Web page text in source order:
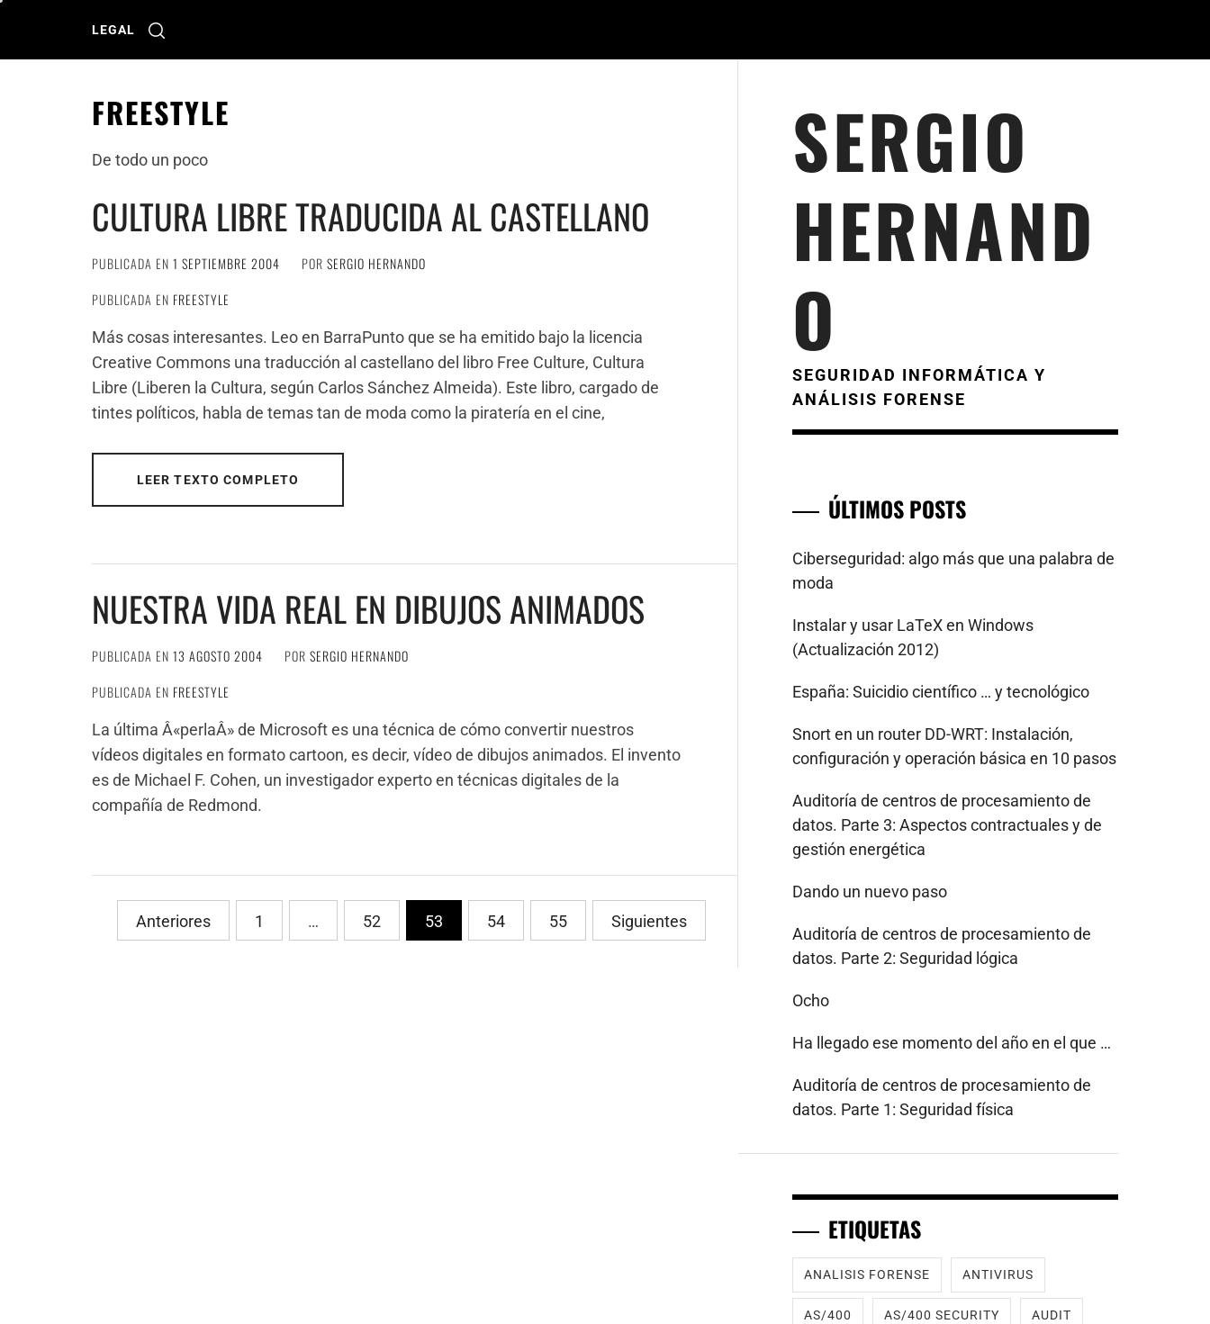
LEGAL
FREESTYLE
De todo un poco
CULTURA LIBRE TRADUCIDA AL CASTELLANO
PUBLICADA EN 1 SEPTIEMBRE 2004 POR SERGIO HERNANDO
PUBLICADA EN FREESTYLE
Más cosas interesantes. Leo en BarraPunto que se ha emitido bajo la licencia
Creative Commons una traducción al castellano del libro Free Culture, Cultura
Libre (Liberen la Cultura, según Carlos Sánchez Almeida). Este libro, cargado de
tintes políticos, habla de temas tan de moda como la piratería en el cine,
LEER TEXTO COMPLETO
NUESTRA VIDA REAL EN DIBUJOS ANIMADOS
PUBLICADA EN 13 AGOSTO 2004 POR SERGIO HERNANDO
PUBLICADA EN FREESTYLE
La última Â«perlaÂ» de Microsoft es una técnica de cómo convertir nuestros
vídeos digitales en formato cartoon, es decir, vídeo de dibujos animados. El invento
es de Michael F. Cohen, un investigador experto en técnicas digitales de la
compañía de Redmond.
PaginaciÃ³n
Anteriores 1 … 52 53 54 55 Siguientes
SERGIO
HERNAND
O
SEGURIDAD INFORMÁTICA Y
ANÁLISIS FORENSE
ÚLTIMOS POSTS
Ciberseguridad: algo más que una palabra de
moda
Instalar y usar LaTeX en Windows
(Actualización 2012)
España: Suicidio científico … y tecnológico
Snort en un router DD-WRT: Instalación,
configuración y operación básica en 10 pasos
Auditoría de centros de procesamiento de
datos. Parte 3: Aspectos contractuales y de
gestión energética
Dando un nuevo paso
Auditoría de centros de procesamiento de
datos. Parte 2: Seguridad lógica
Ocho
Ha llegado ese momento del año en el que …
Auditoría de centros de procesamiento de
datos. Parte 1: Seguridad física
ETIQUETAS
ANALISIS FORENSE ANTIVIRUS
AS/400 AS/400 SECURITY AUDIT